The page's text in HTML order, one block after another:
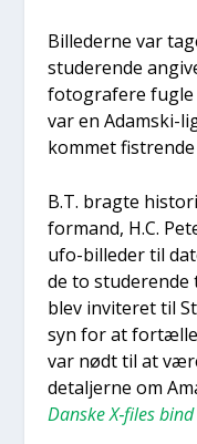
Bil­le­der­ne var
stu­de­ren­de
foto­gra­fe­re
var en Adam­ski-
kom­met
B.T. brag­te
for­mand, H.C.
ufo-bil­le­der til
de to stu­de­ren­de
blev invi­te­ret til
syn for at for­tæl­le
var nødt til at
detal­jer­ne om
Dan­ske X‑files bind